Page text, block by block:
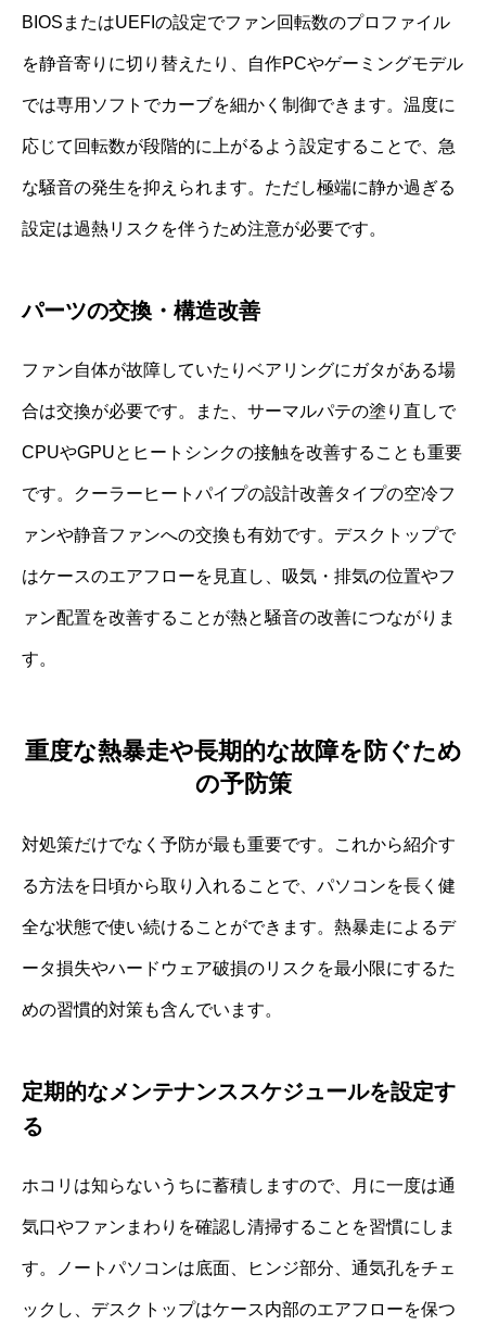
BIOSまたはUEFIの設定でファン回転数のプロファイル
を静音寄りに切り替えたり、自作PCやゲーミングモデル
では専用ソフトでカーブを細かく制御できます。温度に
応じて回転数が段階的に上がるよう設定することで、急
な騒音の発生を抑えられます。ただし極端に静か過ぎる
設定は過熱リスクを伴うため注意が必要です。
パーツの交換・構造改善
ファン自体が故障していたりベアリングにガタがある場
合は交換が必要です。また、サーマルパテの塗り直しで
CPUやGPUとヒートシンクの接触を改善することも重要
です。クーラーヒートパイプの設計改善タイプの空冷フ
ァンや静音ファンへの交換も有効です。デスクトップで
はケースのエアフローを見直し、吸気・排気の位置やフ
ァン配置を改善することが熱と騒音の改善につながりま
す。
重度な熱暴走や長期的な故障を防ぐため
の予防策
対処策だけでなく予防が最も重要です。これから紹介す
る方法を日頃から取り入れることで、パソコンを長く健
全な状態で使い続けることができます。熱暴走によるデ
ータ損失やハードウェア破損のリスクを最小限にするた
めの習慣的対策も含んでいます。
定期的なメンテナンススケジュールを設定す
る
ホコリは知らないうちに蓄積しますので、月に一度は通
気口やファンまわりを確認し清掃することを習慣にしま
す。ノートパソコンは底面、ヒンジ部分、通気孔をチェ
ックし、デスクトップはケース内部のエアフローを保つ